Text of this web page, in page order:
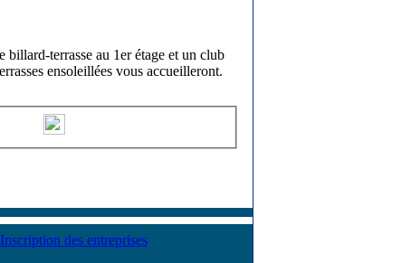
terrasse au 1er étage et un club
ensoleillées vous accueilleront.
Inscription des entreprises